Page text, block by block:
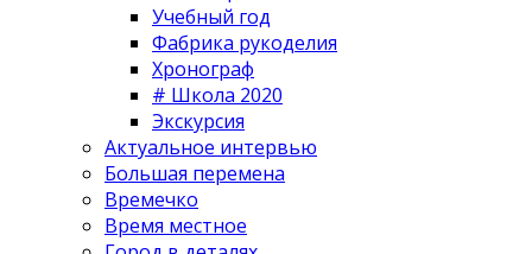
Учебный год
Фабрика рукоделия
Хронограф
# Школа 2020
Экскурсия
Актуальное интервью
Большая перемена
Времечко
Время местное